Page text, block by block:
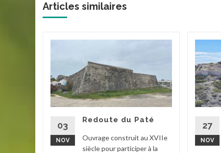
Articles similaires
03
NOV
Redoute du Paté
Ouvrage construit au XVIIe
siècle pour participer à la
27
NOV